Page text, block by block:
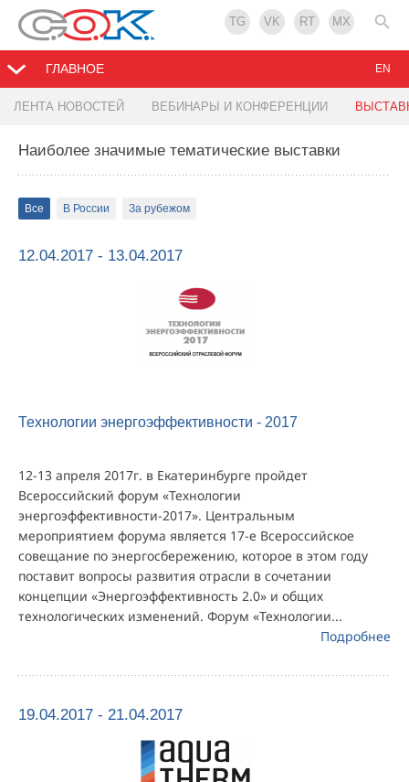
TG VK RT MX
ГЛАВНОЕ
ЛЕНТА НОВОСТЕЙ ВЕБИНАРЫ И КОНФЕРЕНЦИИ
EN
Наиболее значимые тематические выставки
Все В России За рубежом
12.04.2017 - 13.04.2017
Технологии энергоэффективности - 2017
12-13 апреля 2017г. в Екатеринбурге пройдет
Всероссийский форум «Технологии
энергоэффективности-2017». Центральным
мероприятием форума является 17-е Всероссийское
совещание по энергосбережению, которое в этом году
поставит вопросы развития отрасли в сочетании
концепции «Энергоэффективность 2.0» и общих
технологических изменений. Форум «Технологии...
Подробнее
19.04.2017 - 21.04.2017